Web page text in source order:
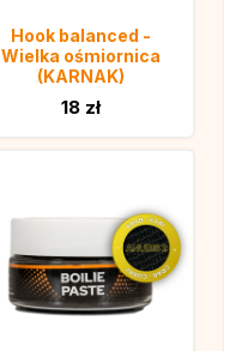
Hook balanced -
Wielka ośmiornica
(KARNAK)
18 zł